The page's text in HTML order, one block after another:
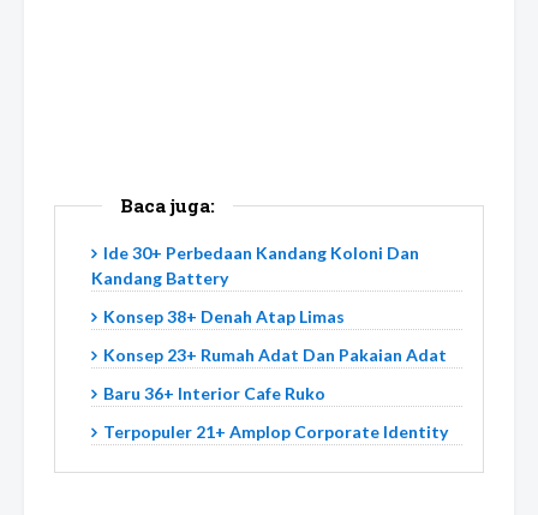
Baca juga:
Ide 30+ Perbedaan Kandang Koloni Dan
Kandang Battery
Konsep 38+ Denah Atap Limas
Konsep 23+ Rumah Adat Dan Pakaian Adat
Baru 36+ Interior Cafe Ruko
Terpopuler 21+ Amplop Corporate Identity